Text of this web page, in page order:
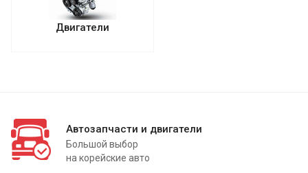
Двигатели
Автозапчасти и двигатели
Большой выбор
на корейские авто